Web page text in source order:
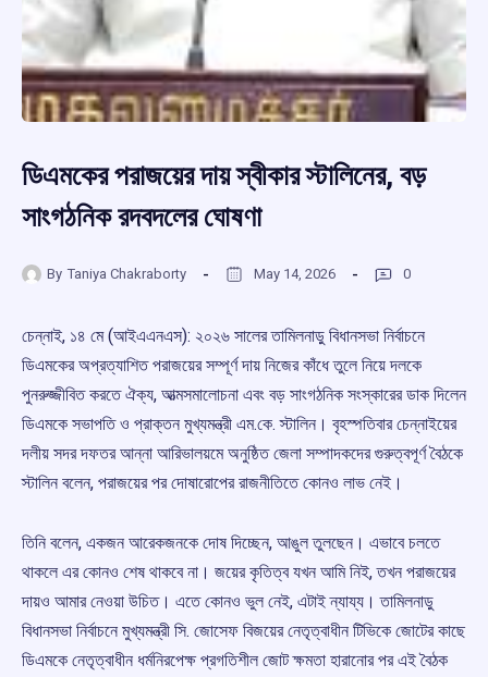
ডিএমকের পরাজয়ের দায় স্বীকার স্টালিনের, বড়
সাংগঠনিক রদবদলের ঘোষণা
By Taniya Chakraborty May 14, 2026 0
চেন্নাই, ১৪ মে (আইএএনএস): ২০২৬ সালের তামিলনাড়ু বিধানসভা নির্বাচনে
ডিএমকের অপ্রত্যাশিত পরাজয়ের সম্পূর্ণ দায় নিজের কাঁধে তুলে নিয়ে দলকে
পুনরুজ্জীবিত করতে ঐক্য, আত্মসমালোচনা এবং বড় সাংগঠনিক সংস্কারের ডাক দিলেন
ডিএমকে সভাপতি ও প্রাক্তন মুখ্যমন্ত্রী এম.কে. স্টালিন। বৃহস্পতিবার চেন্নাইয়ের
দলীয় সদর দফতর আন্না আরিভালয়মে অনুষ্ঠিত জেলা সম্পাদকদের গুরুত্বপূর্ণ বৈঠকে
স্টালিন বলেন, পরাজয়ের পর দোষারোপের রাজনীতিতে কোনও লাভ নেই।
তিনি বলেন, একজন আরেকজনকে দোষ দিচ্ছেন, আঙুল তুলছেন। এভাবে চলতে
থাকলে এর কোনও শেষ থাকবে না। জয়ের কৃতিত্ব যখন আমি নিই, তখন পরাজয়ের
দায়ও আমার নেওয়া উচিত। এতে কোনও ভুল নেই, এটাই ন্যায্য। তামিলনাড়ু
বিধানসভা নির্বাচনে মুখ্যমন্ত্রী সি. জোসেফ বিজয়ের নেতৃত্বাধীন টিভিকে জোটের কাছে
ডিএমকে নেতৃত্বাধীন ধর্মনিরপেক্ষ প্রগতিশীল জোট ক্ষমতা হারানোর পর এই বৈঠক